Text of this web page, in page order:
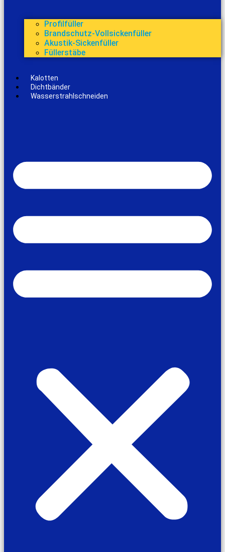
Profilfüller
Brandschutz-Vollsickenfüller
Akustik-Sickenfüller
Füllerstäbe
Kalotten
Dichtbänder
Wasserstrahlschneiden